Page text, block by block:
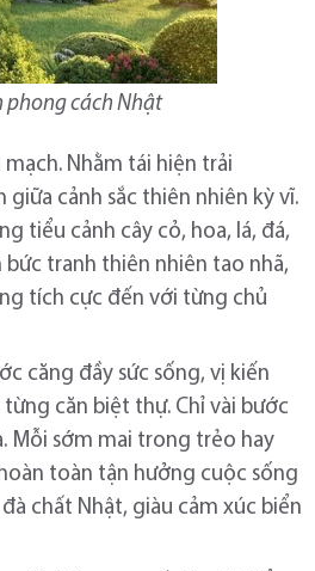
phong cách Nhật
Nhằm tái hiện trải
cảnh sắc thiên nhiên kỳ vĩ.
tiểu cảnh cây cỏ, hoa, lá, đá,
tranh thiên nhiên tao nhã,
tích cực đến với từng chủ
căng đầy sức sống, vị kiến
căn biệt thự. Chỉ vài bước
Mỗi sớm mai trong trẻo hay
toàn tận hưởng cuộc sống
chất Nhật, giàu cảm xúc biển